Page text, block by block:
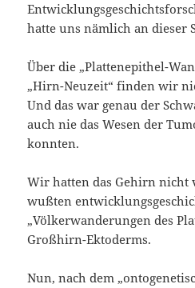
hatte uns nämlich an dieser
Über die „Plattenepithel-
„Hirn-Neuzeit“ finden wir
Und das war genau der
auch nie das Wesen der
konnten.
Wir hatten das Gehirn nicht
wußten
„Völkerwanderungen des
Großhirn-Ektoderms.
Nun, nach dem